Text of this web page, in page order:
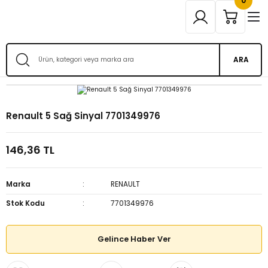
ARA
Renault 5 Sağ Sinyal 7701349976
146,36 TL
Marka
RENAULT
Stok Kodu
7701349976
Gelince Haber Ver